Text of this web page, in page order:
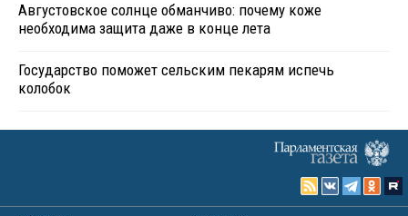
Августовское солнце обманчиво: почему коже
необходима защита даже в конце лета
Государство поможет сельским пекарям испечь
колобок